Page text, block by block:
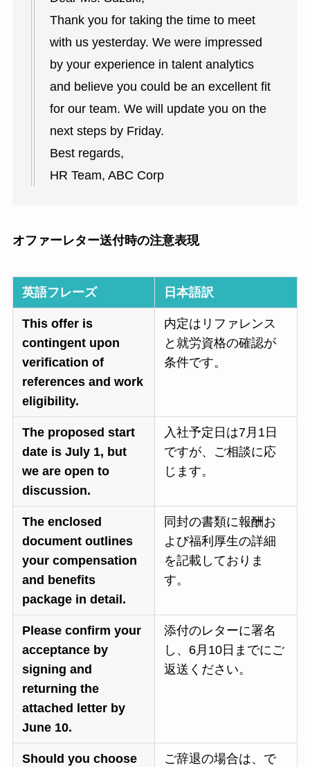
Thank you for taking the time to meet
with us yesterday. We were impressed
by your experience in talent analytics
and believe you could be an excellent fit
for our team. We will update you on the
next steps by Friday.
Best regards,
HR Team, ABC Corp
オファーレター送付時の注意表現
英語フレーズ 日本語訳
This offer is
contingent upon
verification of
references and work
eligibility.
内定はリファレンス
と就労資格の確認が
条件です。
The proposed start
date is July 1, but
we are open to
discussion.
入社予定日は7月1日
ですが、ご相談に応
じます。
The enclosed
document outlines
your compensation
and benefits
package in detail.
同封の書類に報酬お
よび福利厚生の詳細
を記載しておりま
す。
Please confirm your
acceptance by
signing and
returning the
attached letter by
June 10.
添付のレターに署名
し、6月10日までにご
返送ください。
Should you choose
ご辞退の場合は、で